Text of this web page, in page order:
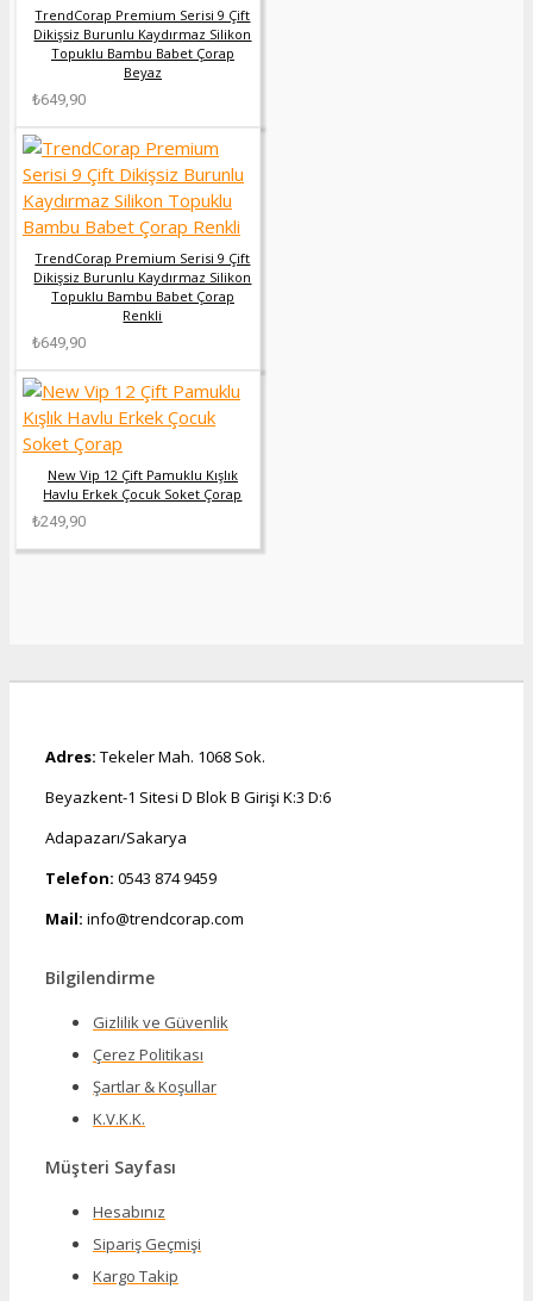
TrendCorap Premium Serisi 9 Çift
Dikişsiz Burunlu Kaydırmaz Silikon
Topuklu Bambu Babet Çorap
Beyaz
₺649,90
TrendCorap Premium Serisi 9 Çift
Dikişsiz Burunlu Kaydırmaz Silikon
Topuklu Bambu Babet Çorap
Renkli
₺649,90
New Vip 12 Çift Pamuklu Kışlık
Havlu Erkek Çocuk Soket Çorap
₺249,90
Adres: Tekeler Mah. 1068 Sok.
Beyazkent-1 Sitesi D Blok B Girişi K:3 D:6
Adapazarı/Sakarya
Telefon: 0543 874 9459
Mail: info@trendcorap.com
Bilgilendirme
Gizlilik ve Güvenlik
Çerez Politikası
Şartlar & Koşullar
K.V.K.K.
Müşteri Sayfası
Hesabınız
Sipariş Geçmişi
Kargo Takip